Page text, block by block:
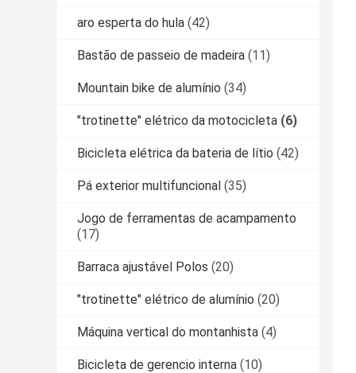
aro esperta do hula (42)
Bastão de passeio de madeira (11)
Mountain bike de alumínio (34)
"trotinette" elétrico da motocicleta (6)
Bicicleta elétrica da bateria de lítio (42)
Pá exterior multifuncional (35)
Jogo de ferramentas de acampamento
(17)
Barraca ajustável Polos (20)
"trotinette" elétrico de alumínio (20)
Máquina vertical do montanhista (4)
Bicicleta de gerencio interna (10)